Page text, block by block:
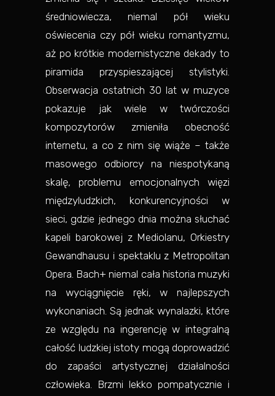
średniowiecza, niemal pół wieku
oświecenia czy pół wieku romantyzmu,
aż po krótkie modernistyczne dekady to
piramida przyspieszającej stylistyki.
Obserwacja ostatnich 30 lat w muzyce
pokazuje jak wiele w twórczości
kompozytorów zmieniła obecność
internetu, a co z nim się wiąże – także
masowego odbiorcy na niespotykaną
skalę, problemu emocjonalnych więzi
międzyludzkich, konkurencyjności w
sieci, gdzie jednego dnia można słuchać
kapeli barokowej z Mediolanu, Orkiestry
Gewandhausu i spektaklu z Metropolitan
Opera. Bach+ niemal cała historia muzyki
na wyciągnięcie ręki, w najlepszych
wykonaniach. Są jednak wynalazki, które
ze względu na ingerencję w integralną
całość ludzkiej istoty mogą doprowadzić
do zapaści artystycznej działalności
człowieka. Brzmi lekko pompatycznie i